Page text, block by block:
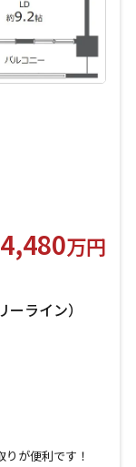
4,480万円
ライン）
が便利です！